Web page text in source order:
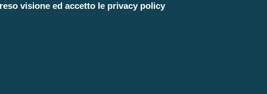
visione ed accetto le privacy policy